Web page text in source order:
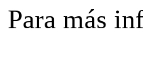
Para más